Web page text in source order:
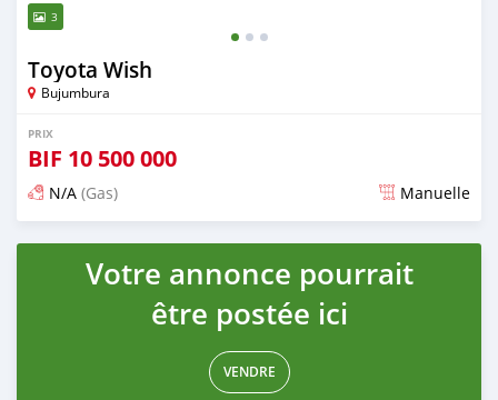
3
Toyota Wish
Bujumbura
PRIX
BIF 10 500 000
N/A (Gas) Manuelle
Publié il y a plus de 5 ans
Votre annonce pourrait
être postée ici
VENDRE